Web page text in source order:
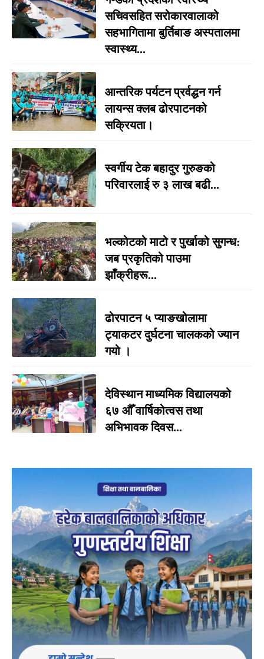
सचिवसहित सरोकारवालाको
सहभागितामा बुर्तिबाङ अस्पतालमा
स्वास्थ्य...
आन्तरिक पर्यटन प्रर्वद्धन गर्न
लायन्स क्लब ढोरपाटनको
सक्रियता।
स्वर्गीय टेक बहादुर गुरुङको
परिवारलाई रु ३ लाख बढी...
भल्कोटको माटो र पुर्खाको सुगन्ध:
जब प्रकृतिको पाउमा
झाँक्रीहरू...
ढोरपाटन ५ प्याङखोलामा
ट्याकटर दुर्घटना चालकको ज्यान
गयो ।
देविस्थान माध्यमिक विद्यालयको
६७ औँ वार्षिकोत्वस तथा
अभिभावक दिवस...